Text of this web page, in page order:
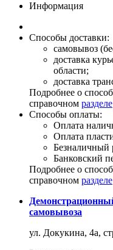
Информация
Способы доставки:
самовывоз
доставка
области;
доставка
Подробнее о
справочном разделе
Способы оплаты:
Оплата
Оплата
Безналичный
Банковский
Подробнее о
справочном разделе
самовывоза
ул. Докукина, 4а,